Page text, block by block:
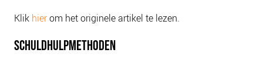
Klik hierom het originele artikel te lezen.
SCHULDHULPMETHODEN